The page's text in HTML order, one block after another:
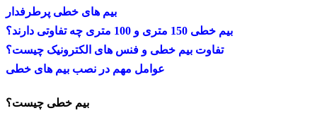
بیم خطی 150 متری و 100 متری چه تفاوتی دارند؟
تفاوت بیم خطی و فنس های الکترونیک چیست؟
عوامل مهم در نصب بیم های خطی
بیم خطی چیست؟